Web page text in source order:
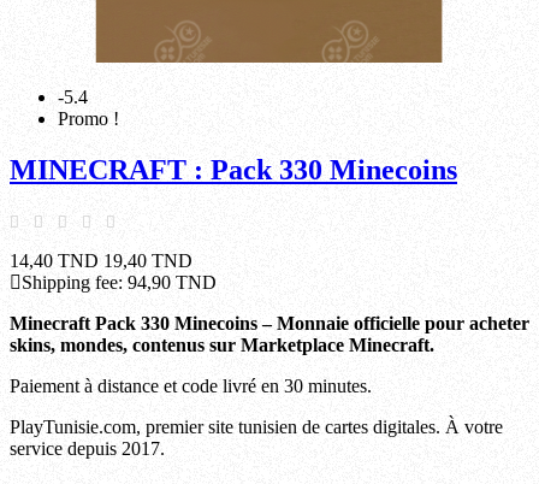
-5.4
Promo !
MINECRAFT : Pack 330 Minecoins
14,40 TND 19,40 TND
Shipping fee: 94,90 TND
Minecraft Pack 330 Minecoins – Monnaie officielle pour acheter
skins, mondes, contenus sur Marketplace Minecraft.
Paiement à distance et code livré en 30 minutes.
PlayTunisie.com, premier site tunisien de cartes digitales. À votre
service depuis 2017.